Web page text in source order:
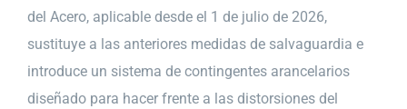
del Acero, aplicable desde el 1 de julio de 2026,
sustituye a las anteriores medidas de salvaguardia e
introduce un sistema de contingentes arancelarios
diseñado para hacer frente a las distorsiones del